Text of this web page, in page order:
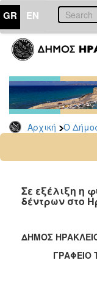
GR EN
Αρχική Ο
ΔΗΜΟΣ
Δελτία
Τύπου
Αρχείο
2026
2024
2022
2020
2019
Σε εξέλιξη η
δέντρων στο
ΔΗΜΟΣ
ΓΡΑΦΕΙΟ